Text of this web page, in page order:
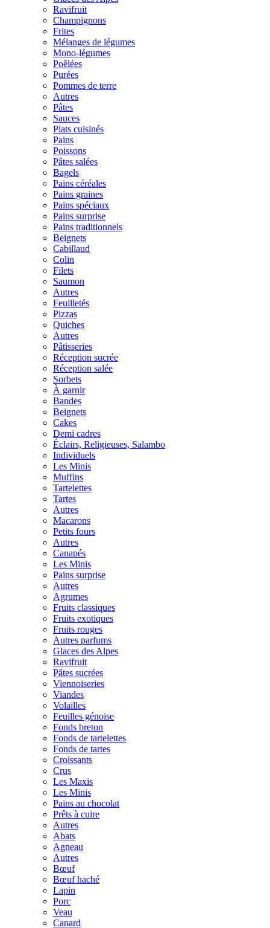
Ravifruit
Champignons
Frites
Mélanges de légumes
Mono-légumes
Poêlées
Purées
Pommes de terre
Autres
Pâtes
Sauces
Plats cuisinés
Pains
Poissons
Pâtes salées
Bagels
Pains céréales
Pains graines
Pains spéciaux
Pains surprise
Pains traditionnels
Beignets
Cabillaud
Colin
Filets
Saumon
Autres
Feuilletés
Pizzas
Quiches
Autres
Pâtisseries
Réception sucrée
Réception salée
Sorbets
À garnir
Bandes
Beignets
Cakes
Demi cadres
Éclairs, Religieuses, Salambo
Individuels
Les Minis
Muffins
Tartelettes
Tartes
Autres
Macarons
Petits fours
Autres
Canapés
Les Minis
Pains surprise
Autres
Agrumes
Fruits classiques
Fruits exotiques
Fruits rouges
Autres parfums
Glaces des Alpes
Ravifruit
Pâtes sucrées
Viennoiseries
Viandes
Volailles
Feuilles génoise
Fonds breton
Fonds de tartelettes
Fonds de tartes
Croissants
Crus
Les Maxis
Les Minis
Pains au chocolat
Prêts à cuire
Autres
Abats
Agneau
Autres
Bœuf
Bœuf haché
Lapin
Porc
Veau
Canard